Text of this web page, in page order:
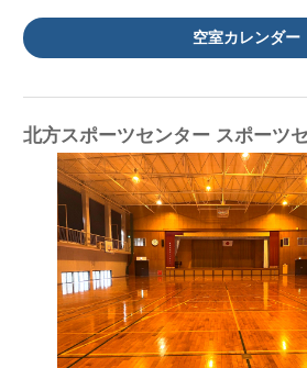
空室カレンダー
北方スポーツセンター スポーツ